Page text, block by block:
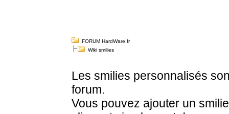
FORUM HardWare.fr
Wiki smilies
Les smilies personnalisés
forum.
Vous pouvez ajouter un